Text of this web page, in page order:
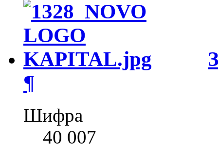
¶
Шифра
40 007